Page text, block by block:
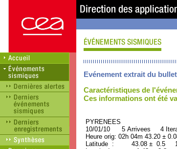
Evénement extrait du
Caractéristiques de
Ces informations ont été
PYRENEES
10/01/10 5 Arrivees 4
Heure orig: 02h 04m 43.20 ±
Latitude : 43.08 ± 0.5 1/